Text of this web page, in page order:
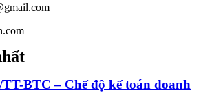
BTC – Chế độ kế toán doanh